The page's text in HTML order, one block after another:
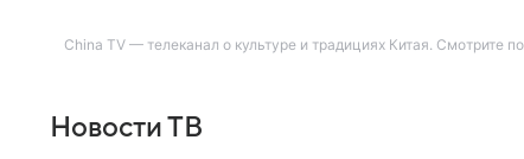
China TV — телеканал о культуре и традициях Китая. Смотрите
Новости ТВ